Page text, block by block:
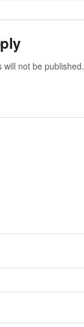
will not be published.